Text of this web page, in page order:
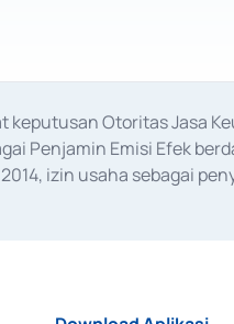
Otoritas Jasa
Penjamin Emisi Efek
izin usaha sebagai